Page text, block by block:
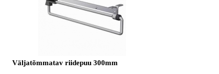
Väljatõmmatav riidepuu 300mm